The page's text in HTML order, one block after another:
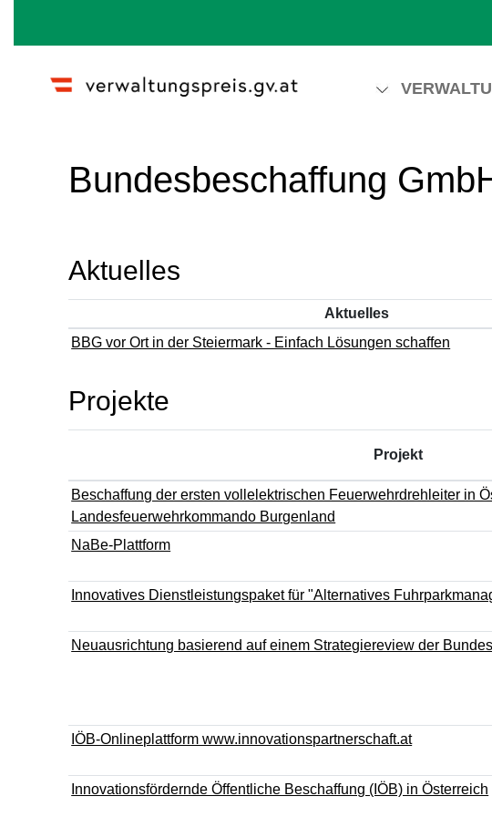
Bundesbeschaffung
Aktuelles
Aktuelles
BBG vor Ort in der Steiermark - Einfach Lösungen schaffen
Projekte
Projekt
Beschaffung der ersten vollelektrischen Feuerwehrdrehleiter in
Landesfeuerwehrkommando Burgenland
NaBe-Plattform
Innovatives Dienstleistungspaket für "Alternatives
Neuausrichtung basierend auf einem Strategiereview der
IÖB-Onlineplattform www.innovationspartnerschaft.at
Innovationsfördernde Öffentliche Beschaffung (IÖB) in Österreich